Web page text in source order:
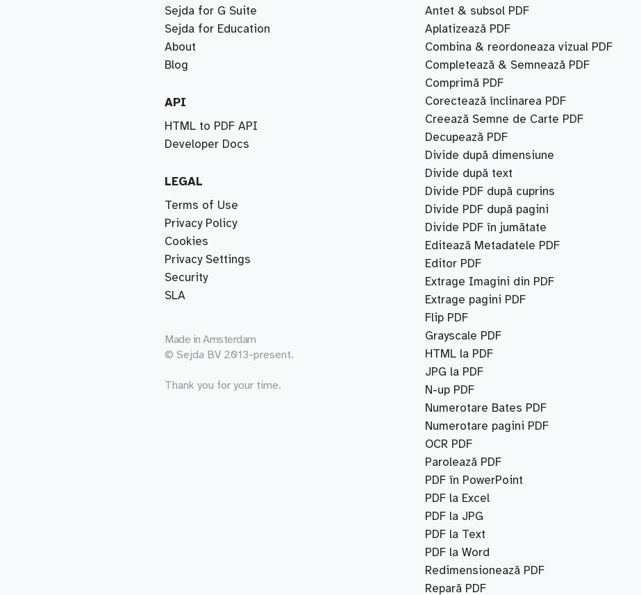
Sejda for G Suite
Sejda for Education
About
Blog
API
HTML to PDF API
Developer Docs
LEGAL
Terms of Use
Privacy Policy
Cookies
Privacy Settings
Security
SLA
Made in Amsterdam
© Sejda BV 2013-present.
Thank you for your time.
Antet & subsol PDF
Aplatizează PDF
Combina & reordoneaza vizual PDF
Completează & Semnează PDF
Comprimă PDF
Corectează înclinarea PDF
Creează Semne de Carte PDF
Decupează PDF
Divide după dimensiune
Divide după text
Divide PDF după cuprins
Divide PDF după pagini
Divide PDF în jumătate
Editează Metadatele PDF
Editor PDF
Extrage Imagini din PDF
Extrage pagini PDF
Flip PDF
Grayscale PDF
HTML la PDF
JPG la PDF
N-up PDF
Numerotare Bates PDF
Numerotare pagini PDF
OCR PDF
Parolează PDF
PDF în PowerPoint
PDF la Excel
PDF la JPG
PDF la Text
PDF la Word
Redimensionează PDF
Repară PDF